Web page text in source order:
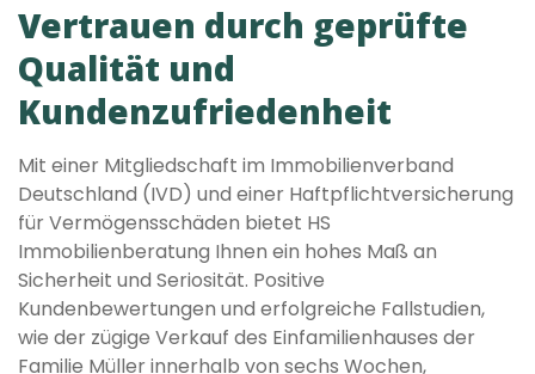
Vertrauen durch geprüfte
Qualität und
Kundenzufriedenheit
Mit einer Mitgliedschaft im Immobilienverband
Deutschland (IVD) und einer Haftpflichtversicherung
für Vermögensschäden bietet HS
Immobilienberatung Ihnen ein hohes Maß an
Sicherheit und Seriosität. Positive
Kundenbewertungen und erfolgreiche Fallstudien,
wie der zügige Verkauf des Einfamilienhauses der
Familie Müller innerhalb von sechs Wochen,